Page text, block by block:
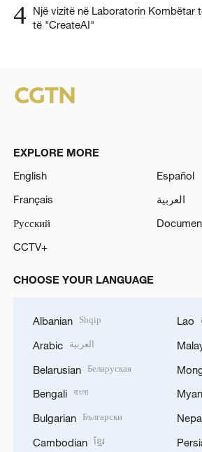
4 Një vizitë në Laboratorin Kombëtar
të "CreateAI"
EXPLORE MORE
English
Español
Français
العربية
Русский
CCTV+
CHOOSE YOUR LANGUAGE
Albanian Shqip
Arabic العربية
Belarusian Беларуская
Bengali বাংলা
Bulgarian Български
Cambodian ខ្មែរ
Lao